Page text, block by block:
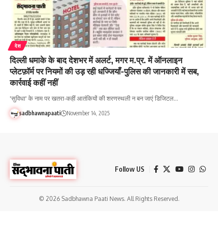
देश
दिल्ली धमाके के बाद देशभर में अलर्ट, मगर म.प्र. में ऑनलाइन
प्लेटफ़ॉर्म पर नियमों की उड़ रही धज्जियाँ-पुलिस की जानकारी में सब,
कार्रवाई कहीं नहीं
'सुविधा' के नाम पर खतरा-कहीं आतंकियों की शरणस्थली न बन जाएं डिजिटल…
sadbhawnapaati November 14, 2025
Follow US
© 2026 Sadbhawna Paati News. All Rights Reserved.